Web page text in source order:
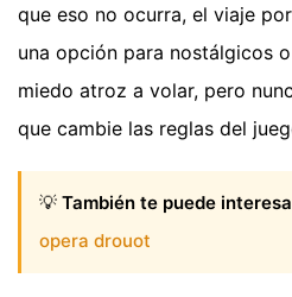
que eso no ocurra, el viaje
una opción para nostálgicos
miedo atroz a volar, pero
que cambie las reglas del
💡 También te puede
opera drouot